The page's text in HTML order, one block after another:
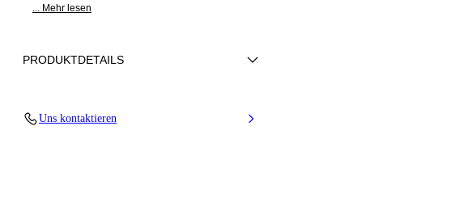
... Mehr lesen
PRODUKTDETAILS
Uns kontaktieren